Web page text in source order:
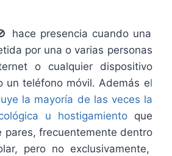
hace presencia cuando una
por una o varias personas
o cualquier dispositivo
un teléfono móvil. Además el
la mayoría de las veces la
u hostigamientoque
pares, frecuentemente dentro
pero no exclusivamente,